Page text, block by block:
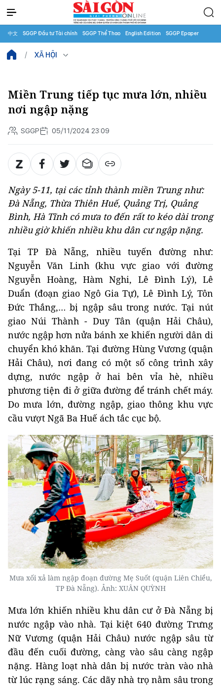
中文 SGGP Đầu tư Tài chính SGGP Thể Thao English Edition SGGP Epaper
XÃ HỘI
Miền Trung tiếp tục mưa lớn, nhiều
nơi ngập nặng
SGGP 05/11/2024 23:09
Ngày 5-11, tại các tỉnh thành miền Trung như:
Đà Nẵng, Thừa Thiên Huế, Quảng Trị, Quảng
Bình, Hà Tĩnh có mưa to đến rất to kéo dài trong
nhiều giờ khiến nhiều khu dân cư ngập nặng.
Tại TP Đà Nẵng, nhiều tuyến đường như:
Nguyễn Văn Linh (khu vực giao với đường
Nguyễn Hoàng, Hàm Nghi, Lê Đình Lý), Lê
Duẩn (đoạn giao Ngô Gia Tự), Lê Đình Lý, Tôn
Đức Thắng,… bị ngập sâu trong nước. Tại nút
giao Núi Thành - Duy Tân (quận Hải Châu),
nước ngập hơn nửa bánh xe khiến người dân di
chuyển khó khăn. Tại đường Hùng Vương (quận
Hải Châu), nơi đang có một số công trình xây
dựng, nước ngập ở hai bên vỉa hè, nhiều
phương tiện đi ở giữa đường để tránh chết máy.
Do mưa lớn, đường ngập, giao thông khu vực
cầu vượt Ngã Ba Huế ách tắc cục bộ.
Mưa xối xả làm ngập đoạn đường Mẹ Suốt (quận Liên Chiểu,
TP Đà Nẵng). Ảnh: XUÂN QUỲNH
Mưa lớn khiến nhiều khu dân cư ở Đà Nẵng bị
nước ngập vào nhà. Tại kiệt 640 đường Trưng
Nữ Vương (quận Hải Châu) nước ngập sâu từ
đầu đến cuối đường, càng vào sâu càng ngập
nặng. Hàng loạt nhà dân bị nước tràn vào nhà
từ lúc rạng sáng. Các dãy nhà trọ nằm sâu trong